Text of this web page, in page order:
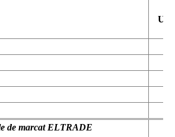
de marcat ELTRADE